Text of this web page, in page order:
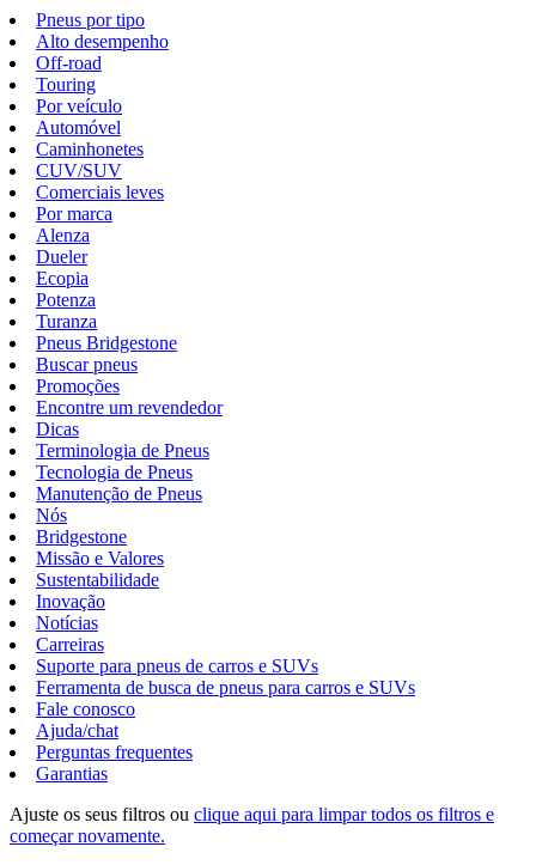
Pneus por tipo
Alto desempenho
Off-road
Touring
Por veículo
Automóvel
Caminhonetes
CUV/SUV
Comerciais leves
Por marca
Alenza
Dueler
Ecopia
Potenza
Turanza
Pneus Bridgestone
Buscar pneus
Promoções
Encontre um revendedor
Dicas
Terminologia de Pneus
Tecnologia de Pneus
Manutenção de Pneus
Nós
Bridgestone
Missão e Valores
Sustentabilidade
Inovação
Notícias
Carreiras
Suporte para pneus de carros e SUVs
Ferramenta de busca de pneus para carros e SUVs
Fale conosco
Ajuda/chat
Perguntas frequentes
Garantias
Ajuste os seus filtros ou clique aqui para limpar todos os filtros e
começar novamente.